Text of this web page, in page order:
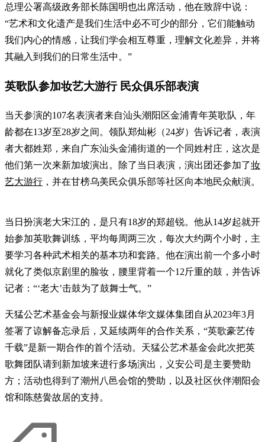
总理公署高级政务部长陈国明也出席活动，他在致辞中说：
“艺术和文化遗产是我们生活中必不可少的部分，它们能触动
我们内心的情感，让我们学会相互尊重，理解文化差异，并将
其融入到我们的日常生活中。”
英歌队参加妆艺大游行 民众俱乐部表演
当天参演的107名表演者来自汕头潮阳区金浦青年英歌队，年
龄都在13岁至28岁之间。领队郑灿彬（24岁）告诉记者，表演
者大都姓郑，来自广东汕头金浦街道的一个同姓村庄，这次是
他们第一次来新加坡演出。除了当日表演，演出团还参加了妆
艺大游行 ，并在甘榜乌美民众俱乐部等社区向本地民众献演。
当日扮演老大宋江的，是只有18岁的郑超锐。他从14岁起就开
始参加英歌舞训练，平均每周两三次，每次大约两个小时，主
要学习各种武术相关的基本功和套路。他在演出前一个多小时
就化了类似京剧里的脸妆，腰里背着一个12斤重的鼓，并告诉
记者：“‘老大’击鼓为了鼓舞士气。”
天猛公艺术基金会与新报业媒体华文媒体集团自从2023年3月
签署了谅解备忘录后，又延续两年的合作关系，“英歌豪艺传
千载”是新一期合作的首个活动。天猛公艺术基金会此次把英
歌舞团队请到新加坡来进行多场演出，义安公司是主要赞助
方；活动也得到了潮州八邑会馆的赞助，以及社区伙伴潮阳会
馆和陈慈黌故居的支持。